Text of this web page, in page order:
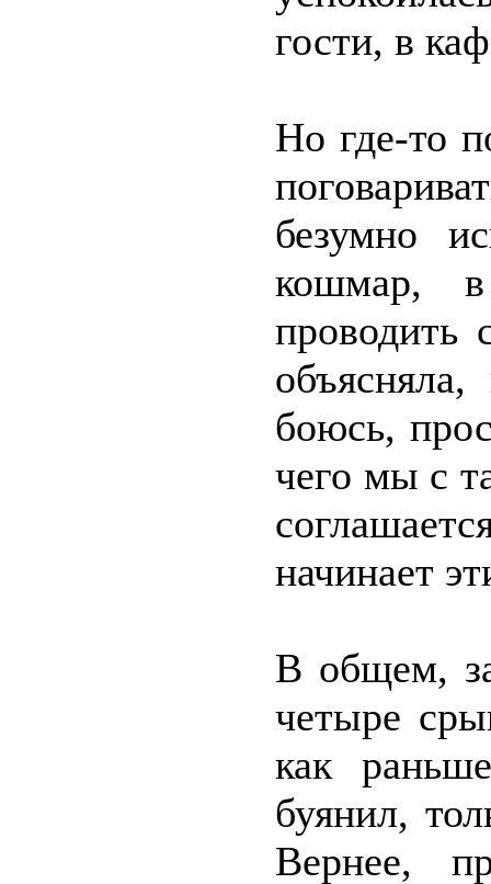
гости, в
Но где-то
безумно
кошмар,
проводить
боюсь,
чего мы с
начинает
В общем,
четыре
как
буянил,
Вернее,